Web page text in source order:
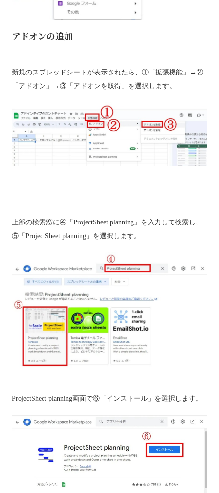
アドオンの追加
新規のスプレッドシートが表示されたら、①「拡張機能」→②
「アドオン」→③「アドオンを取得」を選択します。
上部の検索窓に④「ProjectSheet planning」を入力して検索し、
⑤「ProjectSheet planning」を選択します。
ProjectSheet planning画面で⑥「インストール」を選択します。